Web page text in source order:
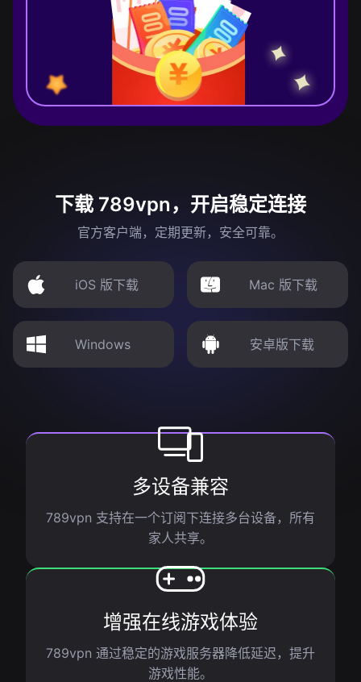
下载 789vpn，开启稳定连接
官方客户端，定期更新，安全可靠。
iOS 版下载 Mac 版下载
Windows 安卓版下载
多设备兼容
789vpn 支持在一个订阅下连接多台设备，所有
家人共享。
增强在线游戏体验
789vpn 通过稳定的游戏服务器降低延迟，提升
游戏性能。